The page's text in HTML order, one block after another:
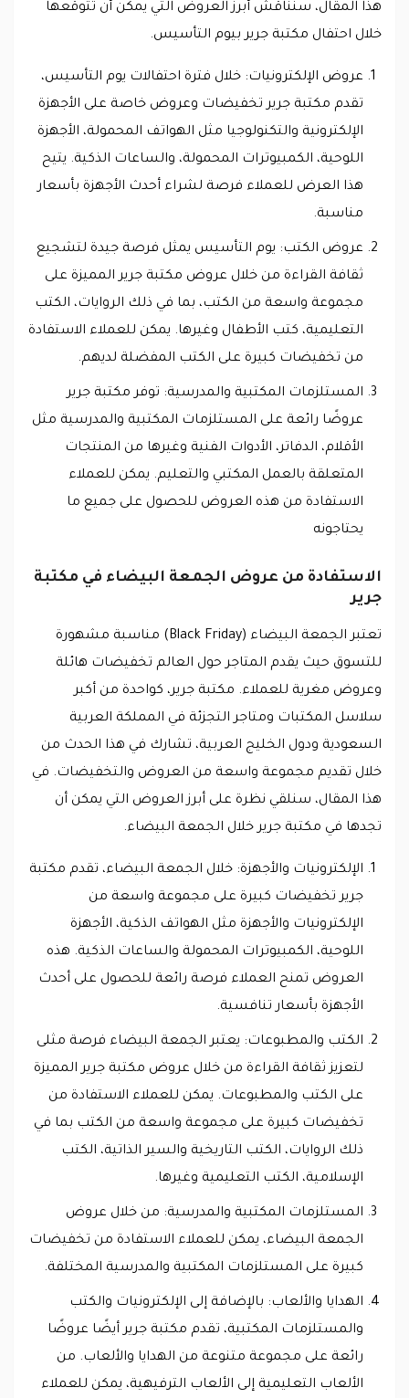
هذا المقال، سنناقش أبرز العروض التي يمكن أن تتوقعها
خلال احتفال مكتبة جرير بيوم التأسيس.
عروض الإلكترونيات: خلال فترة احتفالات يوم التأسيس،
تقدم مكتبة جرير تخفيضات وعروض خاصة على الأجهزة
الإلكترونية والتكنولوجيا مثل الهواتف المحمولة، الأجهزة
اللوحية، الكمبيوترات المحمولة، والساعات الذكية. يتيح
هذا العرض للعملاء فرصة لشراء أحدث الأجهزة بأسعار
مناسبة.
عروض الكتب: يوم التأسيس يمثل فرصة جيدة لتشجيع
ثقافة القراءة من خلال عروض مكتبة جرير المميزة على
مجموعة واسعة من الكتب، بما في ذلك الروايات، الكتب
التعليمية، كتب الأطفال وغيرها. يمكن للعملاء الاستفادة
من تخفيضات كبيرة على الكتب المفضلة لديهم.
المستلزمات المكتبية والمدرسية: توفر مكتبة جرير
عروضًا رائعة على المستلزمات المكتبية والمدرسية مثل
الأقلام، الدفاتر، الأدوات الفنية وغيرها من المنتجات
المتعلقة بالعمل المكتبي والتعليم. يمكن للعملاء
الاستفادة من هذه العروض للحصول على جميع ما
يحتاجونه
الاستفادة من عروض الجمعة البيضاء في مكتبة
جرير
تعتبر الجمعة البيضاء (Black Friday) مناسبة مشهورة
للتسوق حيث يقدم المتاجر حول العالم تخفيضات هائلة
وعروض مغرية للعملاء. مكتبة جرير، كواحدة من أكبر
سلاسل المكتبات ومتاجر التجزئة في المملكة العربية
السعودية ودول الخليج العربية، تشارك في هذا الحدث من
خلال تقديم مجموعة واسعة من العروض والتخفيضات. في
هذا المقال، سنلقي نظرة على أبرز العروض التي يمكن أن
تجدها في مكتبة جرير خلال الجمعة البيضاء.
الإلكترونيات والأجهزة: خلال الجمعة البيضاء، تقدم مكتبة
جرير تخفيضات كبيرة على مجموعة واسعة من
الإلكترونيات والأجهزة مثل الهواتف الذكية، الأجهزة
اللوحية، الكمبيوترات المحمولة والساعات الذكية. هذه
العروض تمنح العملاء فرصة رائعة للحصول على أحدث
الأجهزة بأسعار تنافسية.
الكتب والمطبوعات: يعتبر الجمعة البيضاء فرصة مثلى
لتعزيز ثقافة القراءة من خلال عروض مكتبة جرير المميزة
على الكتب والمطبوعات. يمكن للعملاء الاستفادة من
تخفيضات كبيرة على مجموعة واسعة من الكتب بما في
ذلك الروايات، الكتب التاريخية والسير الذاتية، الكتب
الإسلامية، الكتب التعليمية وغيرها.
المستلزمات المكتبية والمدرسية: من خلال عروض
الجمعة البيضاء، يمكن للعملاء الاستفادة من تخفيضات
كبيرة على المستلزمات المكتبية والمدرسية المختلفة.
الهدايا والألعاب: بالإضافة إلى الإلكترونيات والكتب
والمستلزمات المكتبية، تقدم مكتبة جرير أيضًا عروضًا
رائعة على مجموعة متنوعة من الهدايا والألعاب. من
الألعاب التعليمية إلى الألعاب الترفيهية، يمكن للعملاء